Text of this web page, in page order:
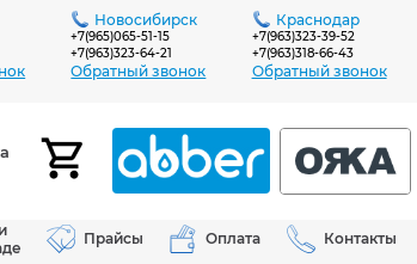
Новосибирск
+7(965)065-51-15
+7(963)323-64-21
Обратный звонок
Краснодар
+7(963)323-39-52
+7(963)318-66-43
Обратный звонок
Прайсы Оплата Контакты